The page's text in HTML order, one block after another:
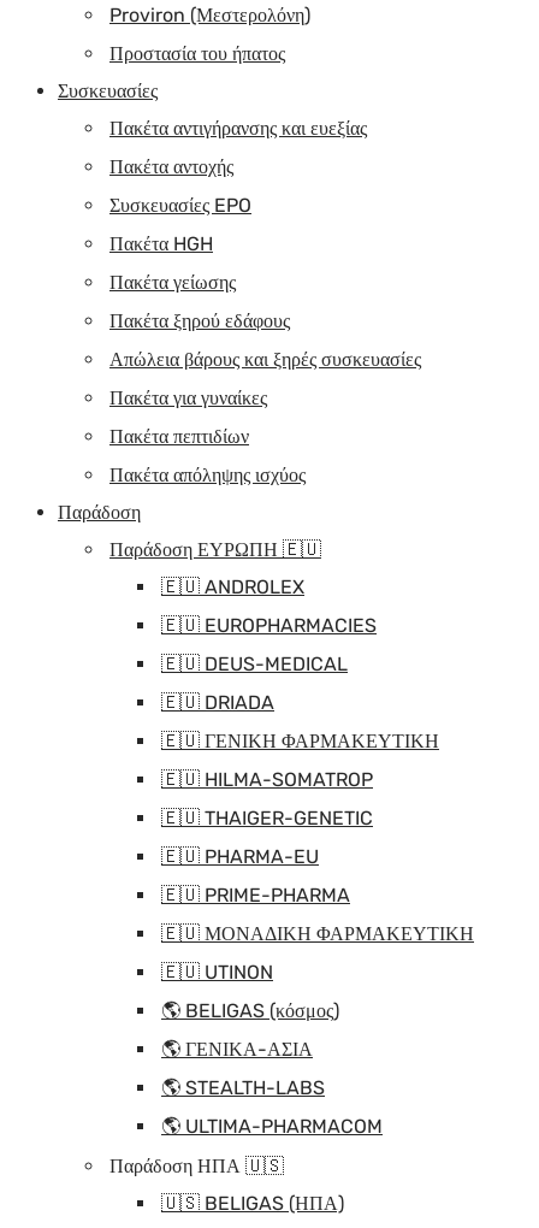
Proviron (Μεστερολόνη)
Προστασία του ήπατος
Συσκευασίες
Πακέτα αντιγήρανσης και ευεξίας
Πακέτα αντοχής
Συσκευασίες EPO
Πακέτα HGH
Πακέτα γείωσης
Πακέτα ξηρού εδάφους
Απώλεια βάρους και ξηρές συσκευασίες
Πακέτα για γυναίκες
Πακέτα πεπτιδίων
Πακέτα απόληψης ισχύος
Παράδοση
Παράδοση ΕΥΡΩΠΗ 🇪🇺
🇪🇺 ANDROLEX
🇪🇺 EUROPHARMACIES
🇪🇺 DEUS-MEDICAL
🇪🇺 DRIADA
🇪🇺 ΓΕΝΙΚΗ ΦΑΡΜΑΚΕΥΤΙΚΗ
🇪🇺 HILMA-SOMATROP
🇪🇺 THAIGER-GENETIC
🇪🇺 PHARMA-EU
🇪🇺 PRIME-PHARMA
🇪🇺 ΜΟΝΑΔΙΚΗ ΦΑΡΜΑΚΕΥΤΙΚΗ
🇪🇺 UTINON
🌎 BELIGAS (κόσμος)
🌎 ΓΕΝΙΚΑ-ΑΣΙΑ
🌎 STEALTH-LABS
🌎 ULTIMA-PHARMACOM
Παράδοση ΗΠΑ 🇺🇸
🇺🇸 BELIGAS (ΗΠΑ)